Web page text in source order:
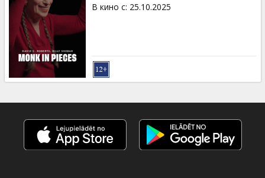
Кинозакуски
B2B
Клуб
В кино с: 25.10.2025